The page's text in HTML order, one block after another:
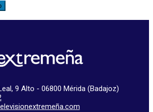
9 Alto - 06800 Mérida (Badajoz)